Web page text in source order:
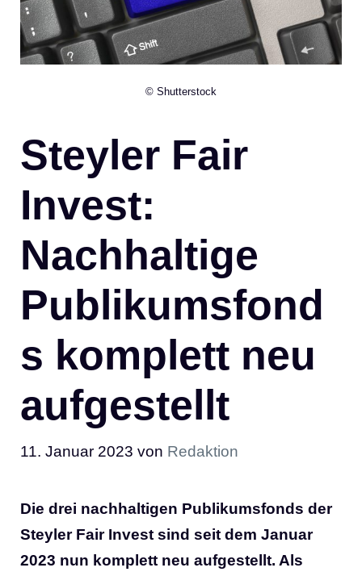
© Shutterstock
Steyler Fair
Invest:
Nachhaltige
Publikumsfond
s komplett neu
aufgestellt
11. Januar 2023 von Redaktion
Die drei nachhaltigen Publikumsfonds der
Steyler Fair Invest sind seit dem Januar
2023 nun komplett neu aufgestellt. Als